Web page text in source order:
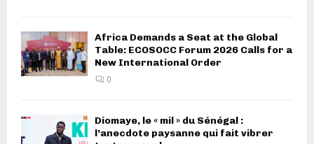
Africa Demands a Seat at the Global
Table: ECOSOCC Forum 2026 Calls for a
New International Order
0
Diomaye, le « mil » du Sénégal :
l’anecdote paysanne qui fait vibrer